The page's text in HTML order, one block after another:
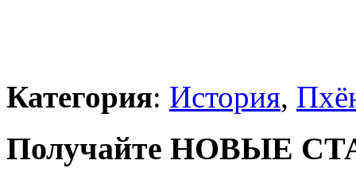
Категория: История,
Получайте НОВЫЕ